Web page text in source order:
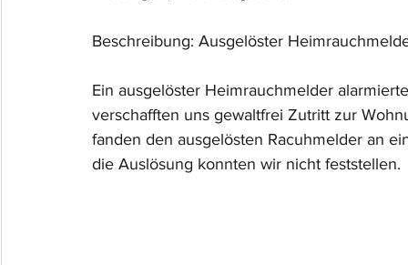
Beschreibung: Ausgelöster
Ein ausgelöster Heimrauchmelder
verschafften uns gewaltfrei Zutritt zur
fanden den ausgelösten Racuhmelder an
die Auslösung konnten wir nicht feststellen.